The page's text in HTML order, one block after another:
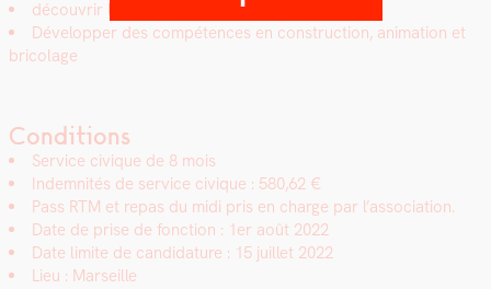
décou­vrir la ges­tion d’un pro­jet cul­turel et social
Dévelop­per des com­pé­tences en con­struc­tion, ani­ma­tion et
brico­lage
Conditions
Ser­vice civique de 8 mois
Indem­nités de ser­vice civique : 580,62 €
Pass RTM et repas du midi pris en charge par l’association.
Date de prise de fonc­tion : 1er août 2022
Date lim­ite de can­di­da­ture : 15 juil­let 2022
Lieu : Mar­seille